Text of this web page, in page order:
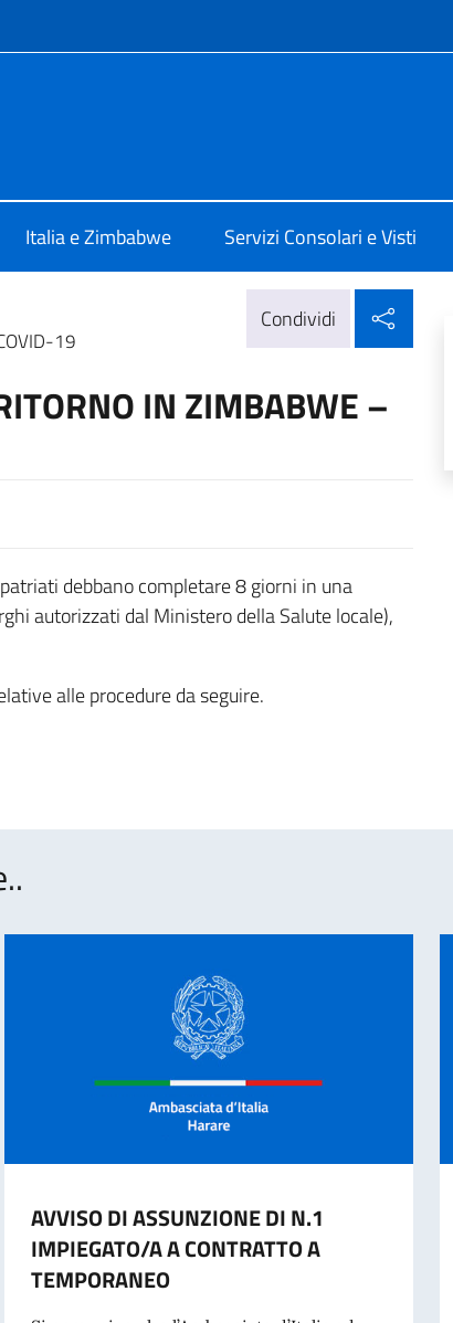
Italia e Zimbabwe Servizi Consolari e Visti
19
Condividi
IN ZIMBABWE –
debbano completare 8 giorni in una
autorizzati dal Ministero della Salute locale),
alle procedure da seguire.
AVVISO DI ASSUNZIONE DI N.1
IMPIEGATO/A A CONTRATTO A
TEMPORANEO